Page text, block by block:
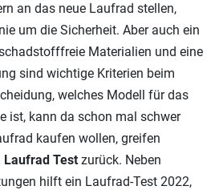
an das neue Laufrad stellen,
um die Sicherheit. Aber auch ein
Materialien und eine
sind wichtige Kriterien beim
welches Modell für das
ist, kann da schon mal schwer
kaufen wollen, greifen
Laufrad Test zurück. Neben
hilft ein Laufrad-Test 2022,